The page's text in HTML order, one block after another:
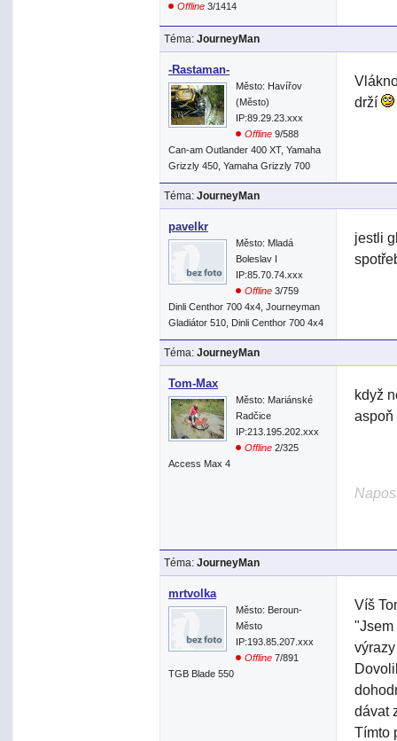
Offline 3/1414
Téma: JourneyMan
-Rastaman-
Město: Havířov
(Město)
IP:89.29.23.xxx
Offline 9/588
Can-am Outlander 400 XT, Yamaha
Grizzly 450, Yamaha Grizzly 700
drží
Téma: JourneyMan
pavelkr
Město: Mladá
Boleslav I
IP:85.70.74.xxx
Offline 3/759
Dinli Centhor 700 4x4, Journeyman
Gladiátor 510, Dinli Centhor 700 4x4
jestli
Téma: JourneyMan
Tom-Max
Město: Mariánské
Radčice
IP:213.195.202.xxx
Offline 2/325
Access Max 4
když
aspoň
Téma: JourneyMan
mrtvolka
Město: Beroun-
Město
IP:193.85.207.xxx
Offline 7/891
TGB Blade 550
Víš
"Jsem
dávat
Tímto